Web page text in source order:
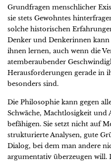
Grundfragen menschlicher
sie stets Gewohntes
solche historischen
Denker und Denkerinnen
ihnen lernen, auch wenn die
atemberaubender
Herausforderungen gerade in
besonders sind.
Die Philosophie kann gegen
Schwäche, Machtlosigkeit und
befähigen. Sie setzt nicht auf
strukturierte Analysen, gute
Dialog, bei dem man andere
argumentativ überzeugen will.